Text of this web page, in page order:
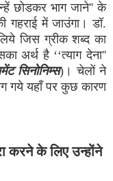
छोडकर भाग जाने'' के
में जाउंगा। डॉ.
जिस ग्रीक शब्द का
अर्थ है ‘‘त्याग देना''
सिनोनिम्स)। चेलों ने
गये यहाँ पर कुछ कारण
करने के लिए उन्होंने